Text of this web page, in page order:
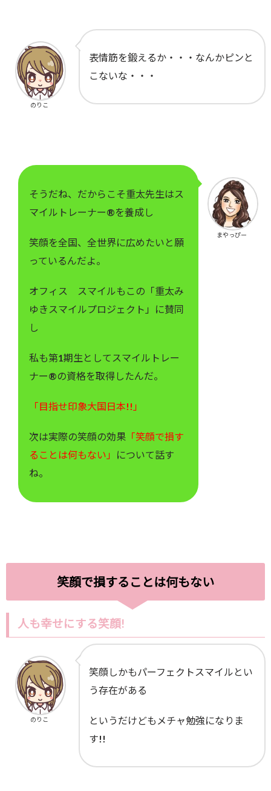
表情筋を鍛えるか・・・なんかピンと
こないな・・・
のりこ
そうだね、だからこそ重太先生はス
マイルトレーナー®を養成し
笑顔を全国、全世界に広めたいと願
っているんだよ。
オフィス スマイルもこの「重太み
ゆきスマイルプロジェクト」に賛同
し
私も第1期生としてスマイルトレー
ナー®の資格を取得したんだ。
「目指せ印象大国日本!!」
次は実際の笑顔の効果 「笑顔で損す
ることは何もない」
について話す
ね。
まやっぴー
笑顔で損することは何もない
人も幸せにする笑顔!
笑顔しかもパーフェクトスマイルとい
う存在がある
というだけどもメチャ勉強になりま
す!!
のりこ